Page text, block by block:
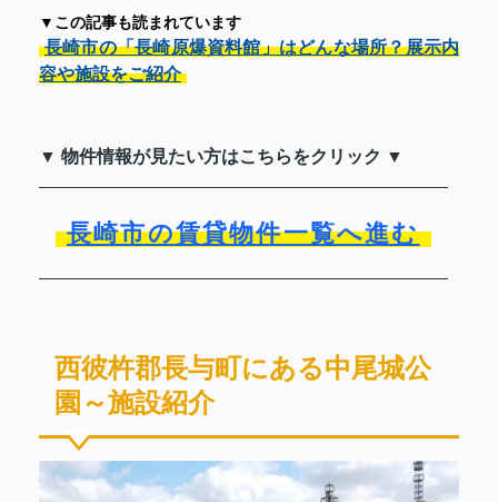
▼この記事も読まれています
長崎市の「長崎原爆資料館」はどんな場所？展示内
容や施設をご紹介
▼ 物件情報が見たい方はこちらをクリック ▼
長崎市の賃貸物件一覧へ進む
西彼杵郡長与町にある中尾城公
園～施設紹介